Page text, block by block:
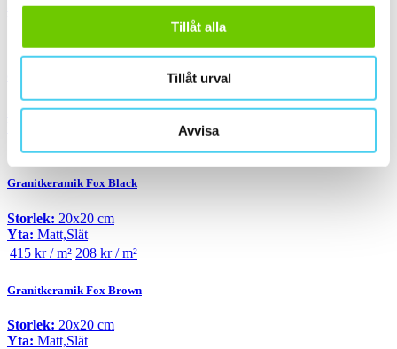
Tillåt alla
Tillåt urval
Avvisa
Storlek:30x30 cm
Granitkeramik Chelsea Cobblestone Rakskuren
Storlek:30x30 cm
Granitkeramik Fox Black
Storlek: 20x20 cm
Yta: Matt,Slät
415 kr / m² 208 kr / m²
Granitkeramik Fox Brown
Storlek: 20x20 cm
Yta: Matt,Slät